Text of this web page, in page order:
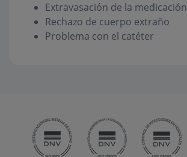
Extravasación de la medicación
Rechazo de cuerpo extraño
Problema con el catéter